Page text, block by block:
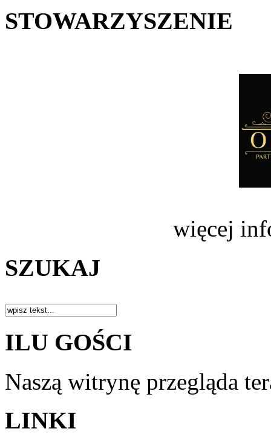
STOWARZYSZENIE
więcej
SZUKAJ
ILU GOŚCI
Naszą witrynę przegląda
LINKI